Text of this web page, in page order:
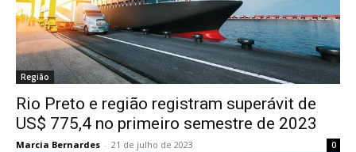
Região
Rio Preto e região registram superávit de
US$ 775,4 no primeiro semestre de 2023
Marcia Bernardes - 21 de julho de 2023 0